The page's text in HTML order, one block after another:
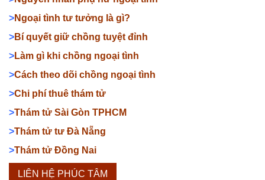
>Ngoại tình tư tưởng là gì?
>Bí quyết giữ chồng tuyệt đỉnh
>Làm gì khi chồng ngoại tình
>Cách theo dõi chồng ngoại tình
>Chi phí thuê thám tử
>Thám tử Sài Gòn TPHCM
>Thám tử tư Đà Nẵng
>Thám tử Đồng Nai
LIÊN HỆ PHÚC TÂM